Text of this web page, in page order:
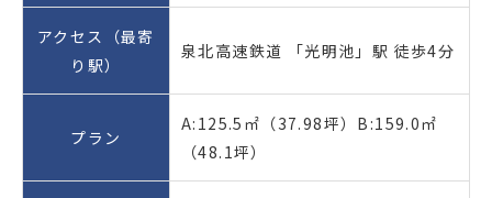
アクセス（最寄
り駅）
泉北高速鉄道 「光明池」駅 徒歩4分
プラン
A:125.5㎡（37.98坪）B:159.0㎡
（48.1坪）